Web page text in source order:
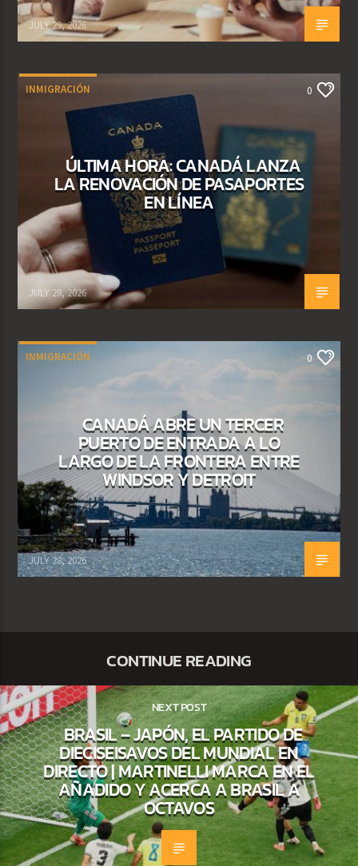
JULY 29, 2026
INMIGRACIÓN 0
ÚLTIMA HORA: CANADÁ LANZA
LA RENOVACIÓN DE PASAPORTES
EN LÍNEA
JULY 28, 2026
INMIGRACIÓN 0
CANADÁ ABRE UN TERCER
PUERTO DE ENTRADA A LO
LARGO DE LA FRONTERA ENTRE
WINDSOR Y DETROIT
JULY 28, 2026
CONTINUE READING
NEXT POST
BRASIL – JAPÓN, EL PARTIDO DE
DIECISEISAVOS DEL MUNDIAL EN
DIRECTO | MARTINELLI MARCA EN EL
AÑADIDO Y ACERCA A BRASIL A
OCTAVOS